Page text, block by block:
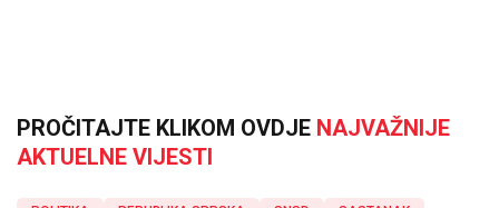
PROČITAJTE KLIKOM OVDJE NAJVAŽNIJE
AKTUELNE VIJESTI